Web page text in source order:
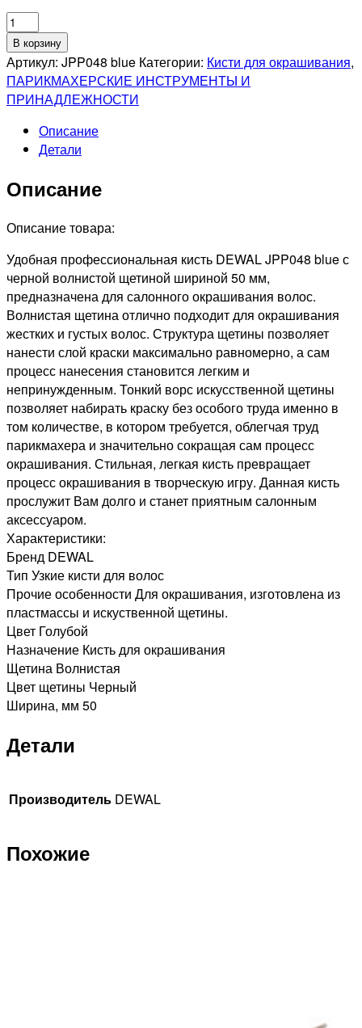
Количество
товара
DEWAL
PRO
Кисть
окрашивания
голубая
черной
В корзину
Артикул: JPP048 blue Категории: Кисти для окрашивания,
ПАРИКМАХЕРСКИЕ ИНСТРУМЕНТЫ И
ПРИНАДЛЕЖНОСТИ
Описание
Детали
Описание
Описание товара:
Удобная профессиональная кисть DEWAL JPP048 blue с
черной волнистой щетиной шириной 50 мм,
предназначена для салонного окрашивания волос.
Волнистая щетина отлично подходит для окрашивания
жестких и густых волос. Структура щетины позволяет
нанести слой краски максимально равномерно, а сам
процесс нанесения становится легким и
непринужденным. Тонкий ворс искусственной щетины
позволяет набирать краску без особого труда именно в
том количестве, в котором требуется, облегчая труд
парикмахера и значительно сокращая сам процесс
окрашивания. Стильная, легкая кисть превращает
процесс окрашивания в творческую игру. Данная кисть
прослужит Вам долго и станет приятным салонным
аксессуаром.
Характеристики:
Бренд DEWAL
Тип Узкие кисти для волос
Прочие особенности Для окрашивания, изготовлена из
пластмассы и искуственной щетины.
Цвет Голубой
Назначение Кисть для окрашивания
Щетина Волнистая
Цвет щетины Черный
Ширина, мм 50
Детали
Производитель DEWAL
Похожие